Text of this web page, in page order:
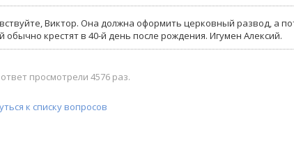
Виктор. Она должна оформить церковный развод, а
обычно крестят в 40-й день после рождения. Игумен Алексий.
просмотрели 4576 раз.
к списку вопросов